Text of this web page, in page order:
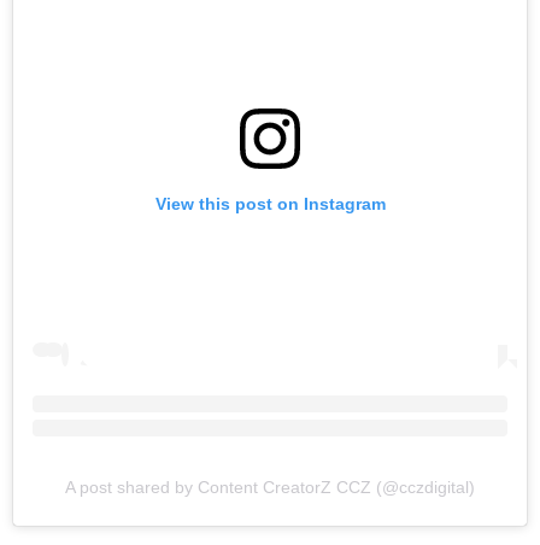
View this post on Instagram
A post shared by Content CreatorZ CCZ (@cczdigital)